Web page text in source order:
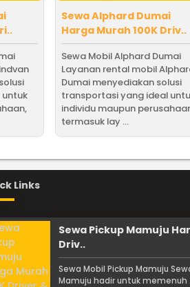
Sewa Alphard Dumai
Harga Murah 100K Driv..
Sewa Mobil Alphard Dumai
Layanan rental mobil
Dumai menyediakan solusi
transportasi yang ideal
individu maupun
termasuk lay ...
Links
Sewa Pickup Mamuju
Driv..
Sewa Mobil Pickup Mamuju
Mamuju hadir untuk memenuh